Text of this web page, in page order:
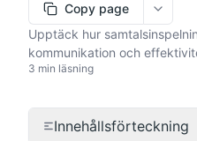
Copy page
More
Upptäck hur
kommunikation och
3 min läsning
Innehållsförteckning